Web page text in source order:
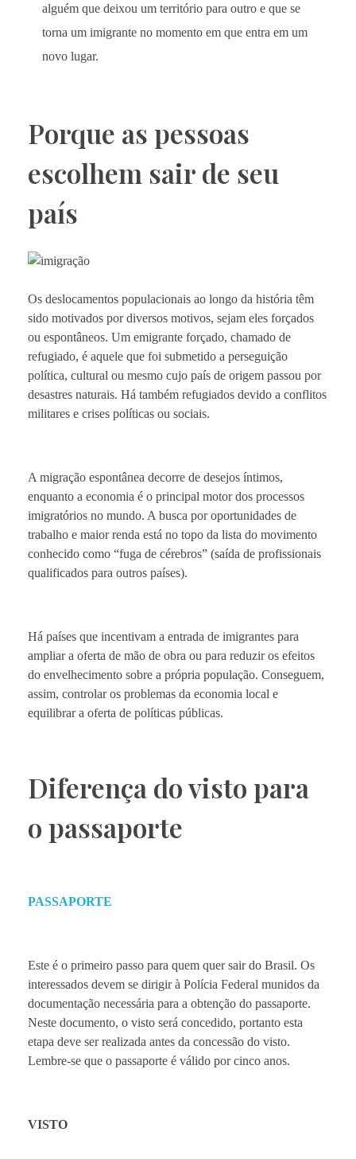
alguém que deixou um território para outro e que se
torna um imigrante no momento em que entra em um
novo lugar.
Porque as pessoas
escolhem sair de seu
país
Os deslocamentos populacionais ao longo da história têm
sido motivados por diversos motivos, sejam eles forçados
ou espontâneos. Um emigrante forçado, chamado de
refugiado, é aquele que foi submetido a perseguição
política, cultural ou mesmo cujo país de origem passou por
desastres naturais. Há também refugiados devido a conflitos
militares e crises políticas ou sociais.
A migração espontânea decorre de desejos íntimos,
enquanto a economia é o principal motor dos processos
imigratórios no mundo. A busca por oportunidades de
trabalho e maior renda está no topo da lista do movimento
conhecido como “fuga de cérebros” (saída de profissionais
qualificados para outros países).
Há países que incentivam a entrada de imigrantes para
ampliar a oferta de mão de obra ou para reduzir os efeitos
do envelhecimento sobre a própria população. Conseguem,
assim, controlar os problemas da economia local e
equilibrar a oferta de políticas públicas.
Diferença do visto para
o passaporte
PASSAPORTE
Este é o primeiro passo para quem quer sair do Brasil. Os
interessados ​​devem se dirigir à Polícia Federal munidos da
documentação necessária para a obtenção do passaporte.
Neste documento, o visto será concedido, portanto esta
etapa deve ser realizada antes da concessão do visto.
Lembre-se que o passaporte é válido por cinco anos.
VISTO